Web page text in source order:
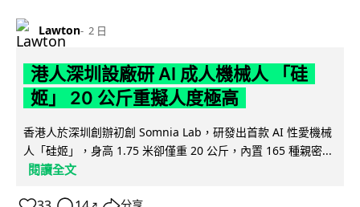
Lawton 2 日
港人深圳設廠研 AI 成人機械人 「硅
姬」 20 公斤重擬人度極高
香港人於深圳創辦初創 Somnia Lab，研發出首款 AI 性愛機械
人「硅姬」，身高 1.75 米卻僅重 20 公斤，內置 165 種親密...
閱讀全文